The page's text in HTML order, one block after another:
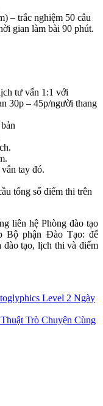
– trắc nghiệm 50 câu
gian làm bài 90 phút.
tư vấn 1:1 với
30p – 45p/người thang
tay đó.
tổng số điểm thi trên
liên hệ Phòng đào tạo
Bộ phận Đào Tạo: để
tạo, lịch thi và điểm
Level 2 Ngày
Trò Chuyện Cùng